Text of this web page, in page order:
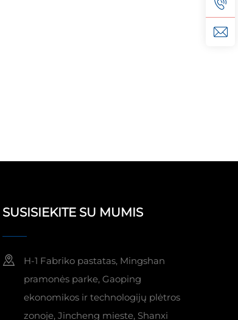
SUSISIEKITE SU MUMIS
H-1 Fabriko pastatas, Mingshan
pramonės parke, Gaoping
ekonomikos ir technologijų plėtros
zonoje, Jincheng mieste, Shanxi